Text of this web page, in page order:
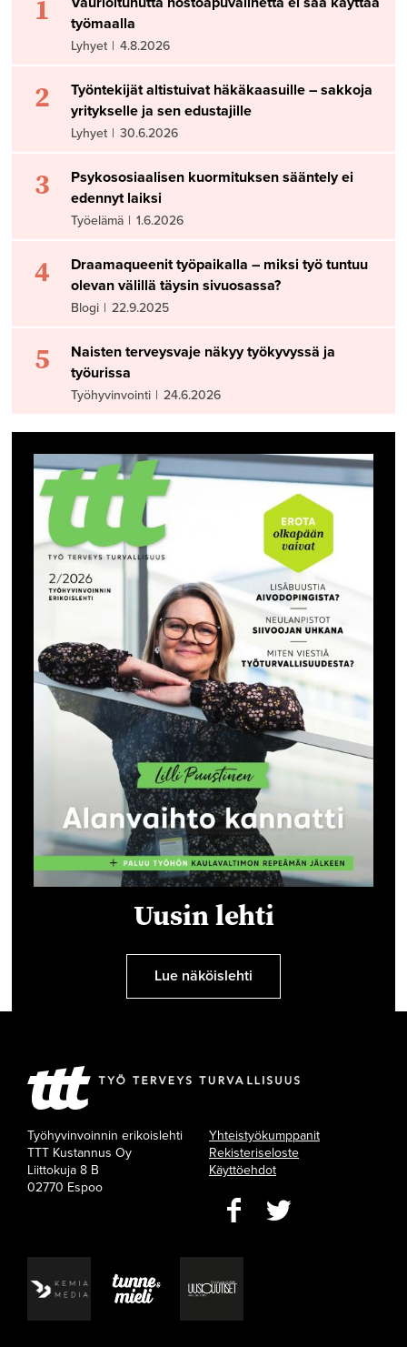
1
työmaalla
Lyhyet | 4.8.2026
2
Työntekijät altistuivat häkäkaasuille – sakkoja
yritykselle ja sen edustajille
Lyhyet | 30.6.2026
3
Psykososiaalisen kuormituksen sääntely ei
edennyt laiksi
Työelämä | 1.6.2026
4
Draamaqueenit työpaikalla – miksi työ tuntuu
olevan välillä täysin sivuosassa?
Blogi | 22.9.2025
5
Naisten terveysvaje näkyy työkyvyssä ja
työurissa
Työhyvinvointi | 24.6.2026
Uusin lehti
Lue näköislehti
Työhyvinvoinnin erikoislehti
TTT Kustannus Oy
Liittokuja 8 B
02770 Espoo
Yhteistyökumppanit
Rekisteriseloste
Käyttöehdot